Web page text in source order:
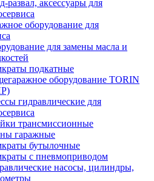
развал, аксессуары для
оборудование для
для замены масла и
подкатные
оборудование TORIN
гидравлические для
трансмиссионные
гаражные
бутылочные
с пневмоприводом
насосы, цилиндры,